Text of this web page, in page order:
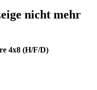
nicht mehr
4x8 (H/F/D)